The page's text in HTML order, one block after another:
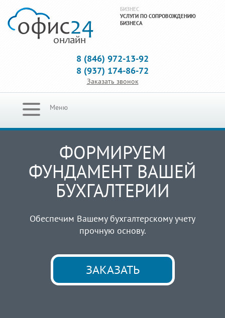
БИЗНЕС
УСЛУГИ ПО СОПРОВОЖДЕНИЮ
БИЗНЕСА
8 (846) 972-13-92
8 (937) 174-86-72
Заказать звонок
Меню
ФОРМИРУЕМ
ФУНДАМЕНТ ВАШЕЙ
БУХГАЛТЕРИИ
Обеспечим Вашему бухгалтерскому учету
прочную основу.
ЗАКАЗАТЬ